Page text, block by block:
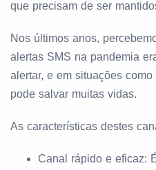
que precisam de ser
Nos últimos anos,
alertas SMS na pandemia
alertar, e em situações
pode salvar muitas vidas.
As características destes
Canal rápido e eficaz: